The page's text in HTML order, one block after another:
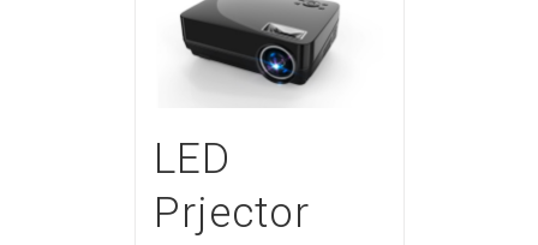
LED
Prjector